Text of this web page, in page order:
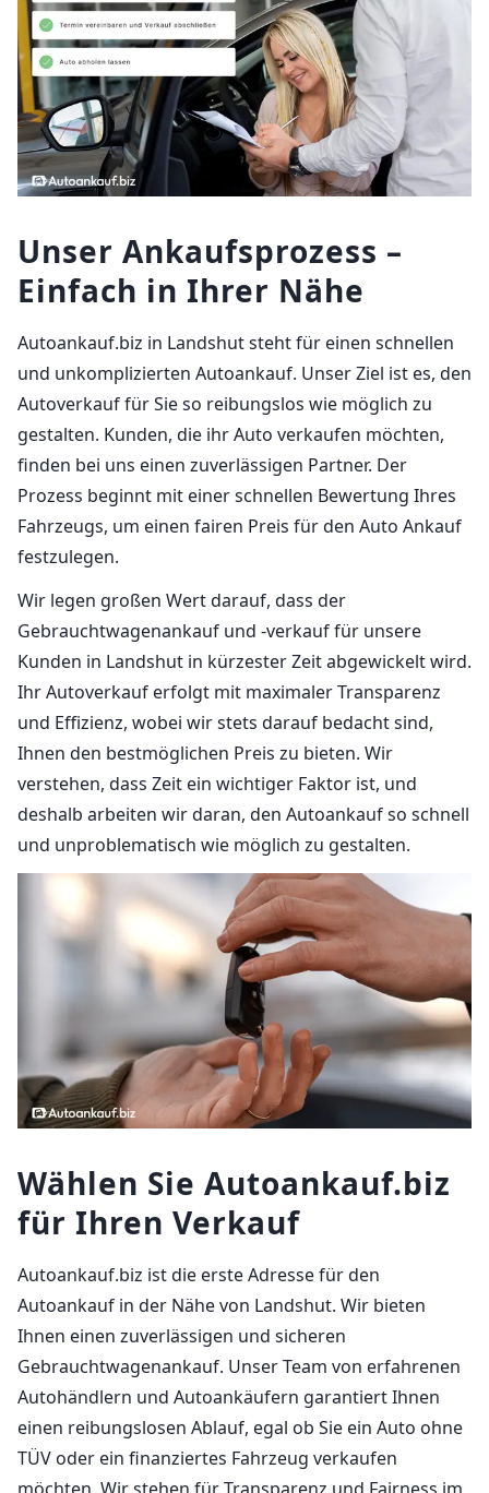
Unser Ankaufsprozess –
Einfach in Ihrer Nähe
Autoankauf.biz in Landshut steht für einen schnellen
und unkomplizierten Autoankauf. Unser Ziel ist es, den
Autoverkauf für Sie so reibungslos wie möglich zu
gestalten. Kunden, die ihr Auto verkaufen möchten,
finden bei uns einen zuverlässigen Partner. Der
Prozess beginnt mit einer schnellen Bewertung Ihres
Fahrzeugs, um einen fairen Preis für den Auto Ankauf
festzulegen.
Wir legen großen Wert darauf, dass der
Gebrauchtwagenankauf und -verkauf für unsere
Kunden in Landshut in kürzester Zeit abgewickelt wird.
Ihr Autoverkauf erfolgt mit maximaler Transparenz
und Effizienz, wobei wir stets darauf bedacht sind,
Ihnen den bestmöglichen Preis zu bieten. Wir
verstehen, dass Zeit ein wichtiger Faktor ist, und
deshalb arbeiten wir daran, den Autoankauf so schnell
und unproblematisch wie möglich zu gestalten.
Wählen Sie Autoankauf.biz
für Ihren Verkauf
Autoankauf.biz ist die erste Adresse für den
Autoankauf in der Nähe von Landshut. Wir bieten
Ihnen einen zuverlässigen und sicheren
Gebrauchtwagenankauf. Unser Team von erfahrenen
Autohändlern und Autoankäufern garantiert Ihnen
einen reibungslosen Ablauf, egal ob Sie ein Auto ohne
TÜV oder ein finanziertes Fahrzeug verkaufen